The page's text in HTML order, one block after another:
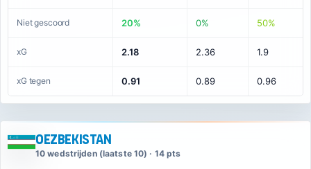
Niet gescoord 20% 0% 50%
xG 2.18 2.36 1.9
xG tegen 0.91 0.89 0.96
Oezbekistan
10 wedstrijden (laatste 10) · 14 pts